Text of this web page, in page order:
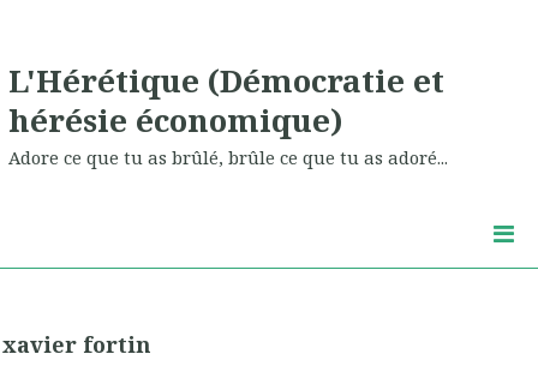
L'Hérétique (Démocratie et
hérésie économique)
Adore ce que tu as brûlé, brûle ce que tu as adoré...
xavier fortin